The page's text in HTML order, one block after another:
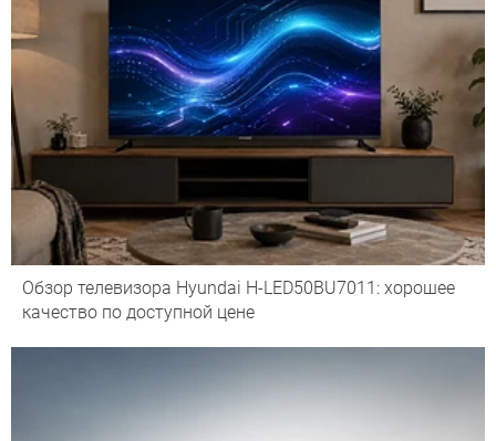
Обзор телевизора Hyundai H-LED50BU7011: хорошее
качество по доступной цене